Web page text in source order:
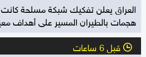
العراق يعلن تفكيك شبكة مسلحة
هجمات بالطيران المسير على أهداف
l قبل 6 ساعات